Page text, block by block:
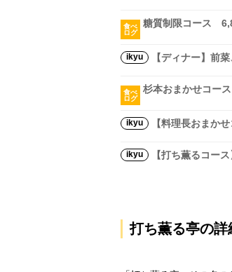
食べ
ログ
糖質制限コース
ikyu 【ディナー】前
食べ
ログ
杉本おまかせコー
ikyu 【料理長おまか
ikyu 【打ち薫るコー
打ち薫る亭の詳